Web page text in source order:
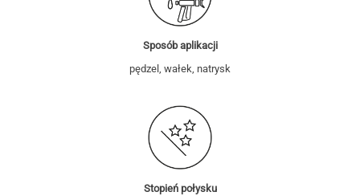
Sposób aplikacji
pędzel, wałek, natrysk
Stopień połysku